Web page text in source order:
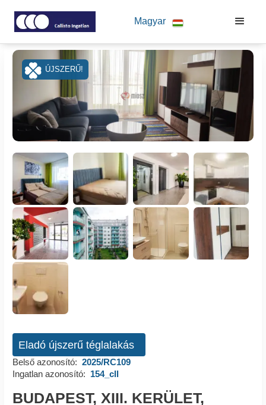
Magyar
ÚJSZERŰ!
Eladó újszerű téglalakás
Belső azonosító: 2025/RC109
Ingatlan azonosító: 154_cll
BUDAPEST, XIII. KERÜLET,